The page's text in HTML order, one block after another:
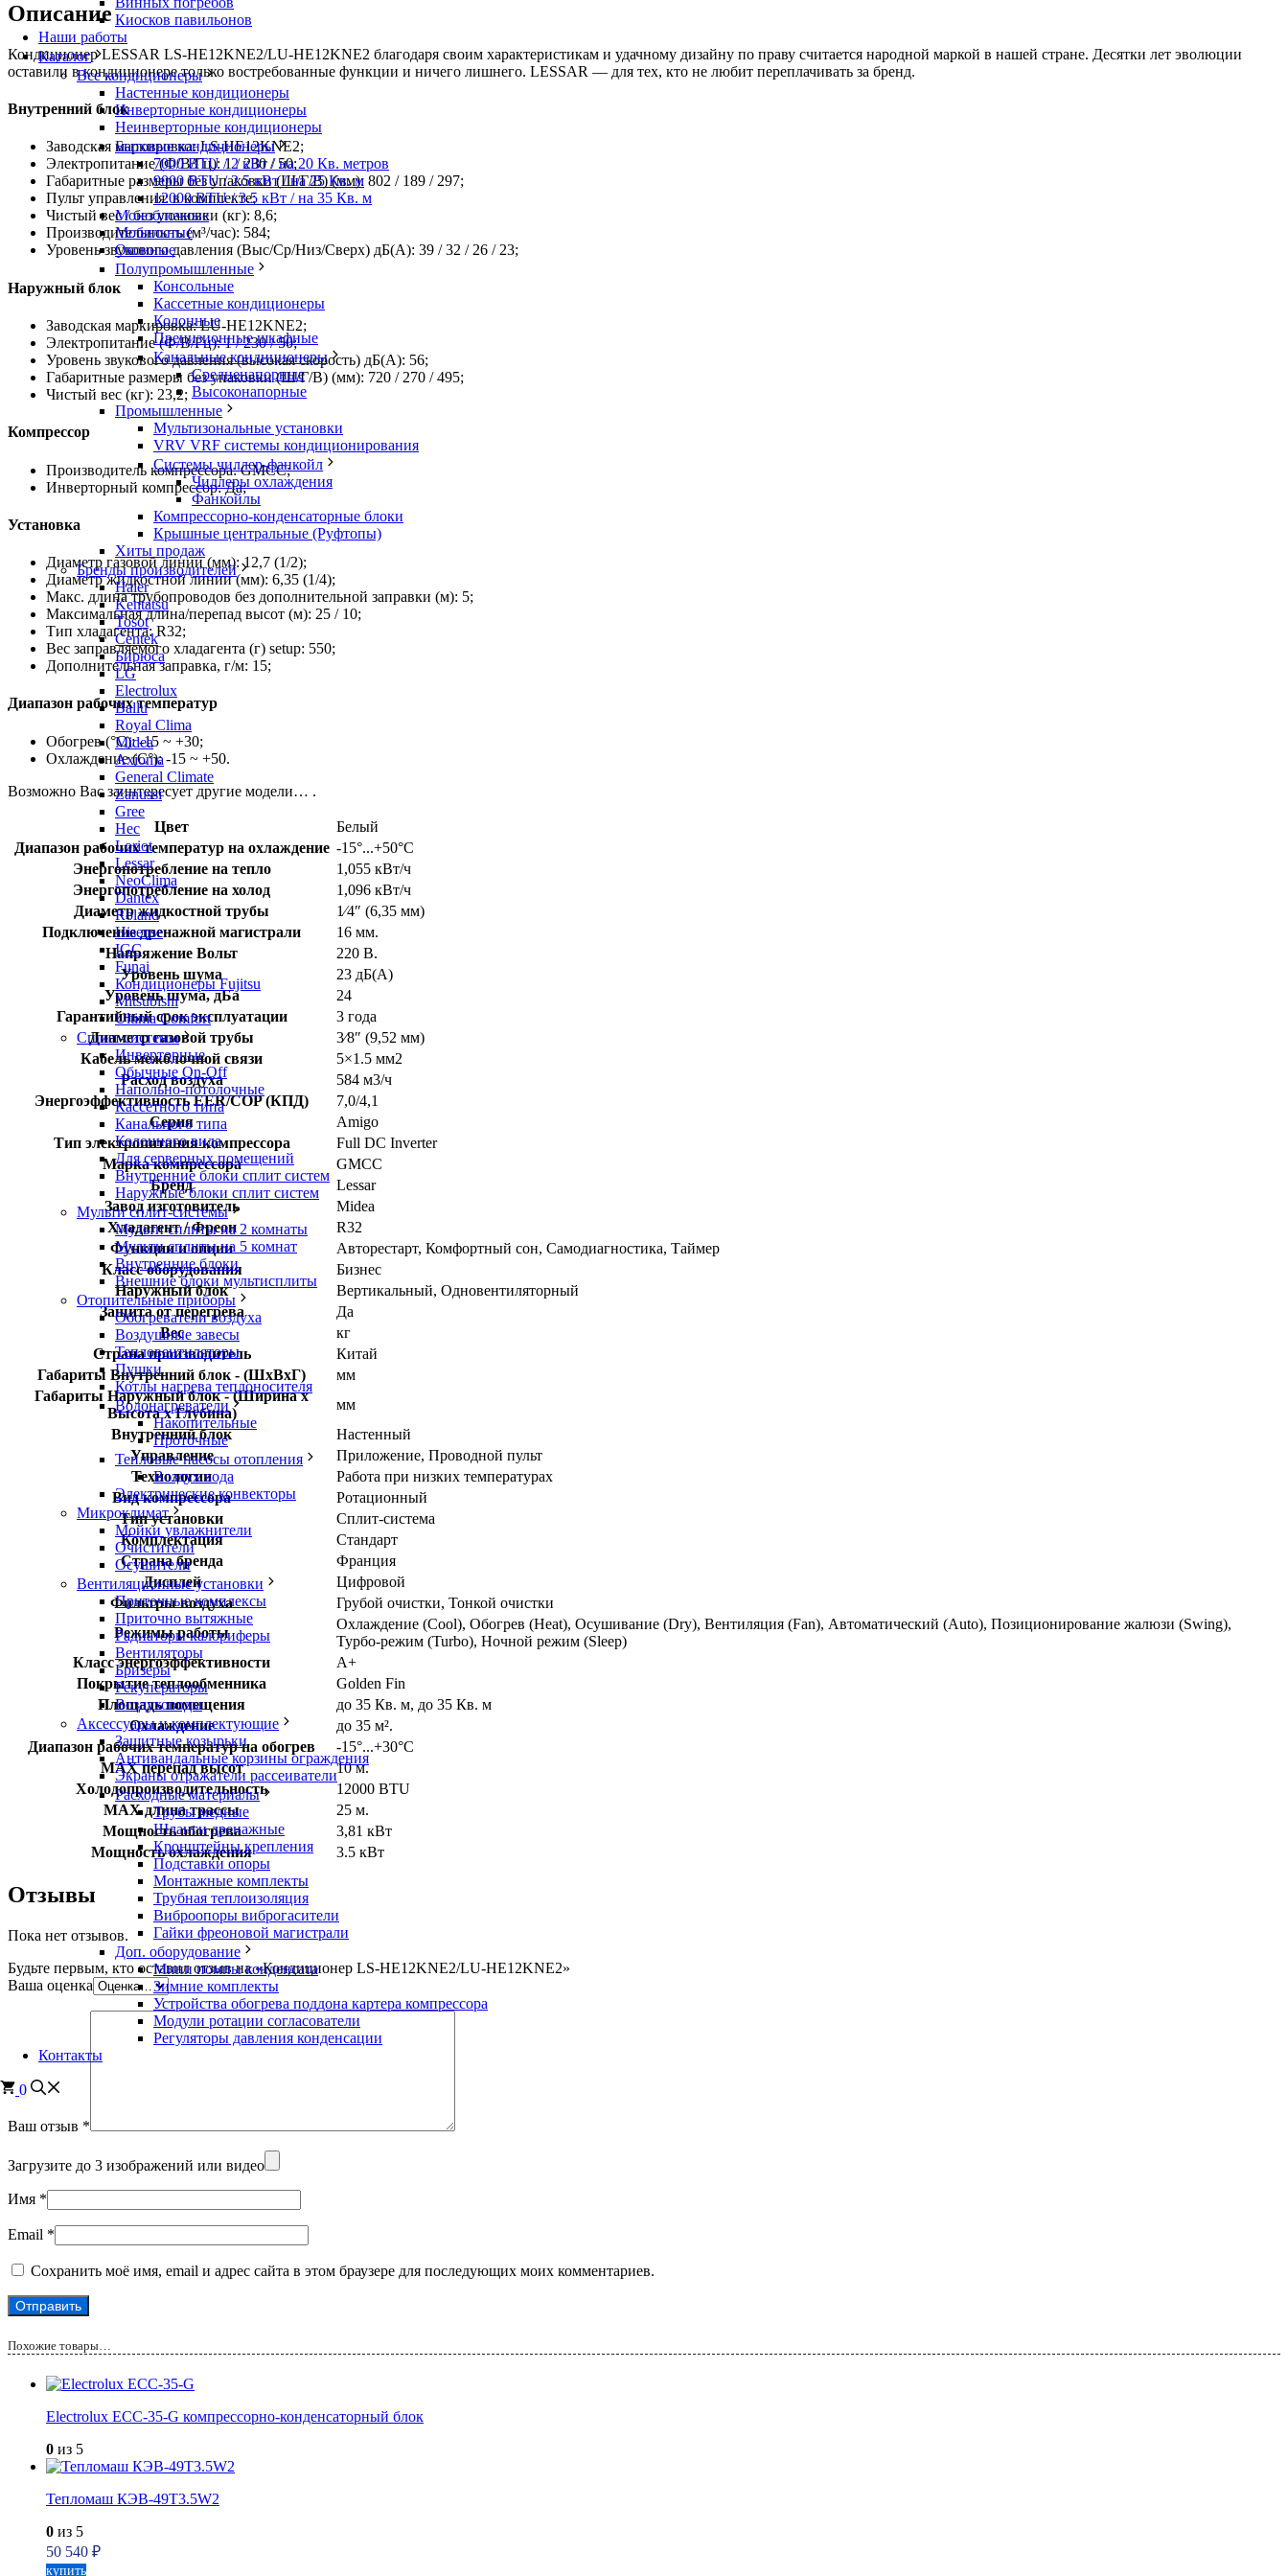
Киосков павильонов
Наши работы
Каталог
Все кондиционеры
Настенные кондиционеры
Инверторные кондиционеры
Неинверторные кондиционеры
Бытовые кондиционеры
7000 BTU / 2 кВт / на 20 Кв. метров
9000 BTU / 2.5 кВт / на 25 Кв. м
12000 BTU / 3.5 кВт / на 35 Кв. м
Моноблочные
Мобильные
Оконные
Полупромышленные
Консольные
Кассетные кондиционеры
Колонные
Прецизионные шкафные
Канальные кондиционеры
Средненапорные
Высоконапорные
Промышленные
Мультизональные установки
VRV VRF системы кондиционирования
Системы чиллер-фанкойл
Чиллеры охлаждения
Фанкойлы
Компрессорно-конденсаторные блоки
Крышные центральные (Руфтопы)
Хиты продаж
Бренды производителей
Haier
Kentatsu
Tosot
Centek
Бирюса
LG
Electrolux
Ballu
Royal Clima
Midea
Axioma
General Climate
Zanussi
Gree
Hec
Loriot
Lessar
NeoClima
Dantex
Roland
Hisense
IGC
Funai
Кондиционеры Fujitsu
Mitsubishi
Ultima Comfort
Сплит-системы
Инверторные
Обычные On-Off
Напольно-потолочные
Кассетного типа
Канального типа
Колонного вида
Для серверных помещений
Внутренние блоки сплит систем
Наружные блоки сплит систем
Мульти сплит-системы
Мульти сплиты на 2 комнаты
Мульти сплиты на 5 комнат
Внутренние блоки
Внешние блоки мультисплиты
Отопительные приборы
Обогреватели воздуха
Воздушные завесы
Тепловентиляторы
Пушки
Котлы нагрева теплоносителя
Водонагреватели
Накопительные
Проточные
Тепловые насосы отопления
Воздух вода
Электрические конвекторы
Микроклимат
Мойки увлажнители
Очистители
Осушители
Вентиляционные установки
Приточные комплексы
Приточно вытяжные
Радиаторы калориферы
Вентиляторы
Бризеры
Рекуператоры
Воздуховоды
Аксессуары и комплектующие
Защитные козырьки
Антивандальные корзины ограждения
Экраны отражатели рассеиватели
Расходные материалы
Трубы медные
Шланги дренажные
Кронштейны крепления
Подставки опоры
Монтажные комплекты
Трубная теплоизоляция
Виброопоры виброгасители
Гайки фреоновой магистрали
Доп. оборудование
Мини помпы конденсата
Зимние комплекты
Устройства обогрева поддона картера компрессора
Модули ротации согласователи
Регуляторы давления конденсации
Контакты
0
Описание
Кондиционер LESSAR LS-HE12KNE2/LU-HE12KNE2 благодаря своим характеристикам и удачному дизайну по праву считается народной маркой в нашей стране. Десятки лет эволюции
оставили в кондиционере только востребованные функции и ничего лишнего. LESSAR — для тех, кто не любит переплачивать за бренд.
Внутренний блок
Заводская маркировка: LS-HE12KNE2;
Электропитание (Ф/В/Гц): 1 / 230 / 50;
Габаритные размеры без упаковки (Ш/Г/В) (мм): 802 / 189 / 297;
Пульт управления: в комплекте;
Чистый вес / без упаковки (кг): 8,6;
Производительность (м³/час): 584;
Уровень звукового давления (Выс/Ср/Низ/Сверх) дБ(А): 39 / 32 / 26 / 23;
Наружный блок
Заводская маркировка: LU-HE12KNE2;
Электропитание (Ф/В/Гц): 1 / 230 / 50;
Уровень звукового давления (высокая скорость) дБ(А): 56;
Габаритные размеры без упаковки (Ш/Г/В) (мм): 720 / 270 / 495;
Чистый вес (кг): 23,2;
Компрессор
Производитель компрессора: GMCC;
Инверторный компрессор: Да;
Установка
Диаметр газовой линии (мм): 12,7 (1/2);
Диаметр жидкостной линии (мм): 6,35 (1/4);
Макс. длина трубопроводов без дополнительной заправки (м): 5;
Максимальная длина/перепад высот (м): 25 / 10;
Тип хладагента: R32;
Вес заправляемого хладагента (г) setup: 550;
Дополнительная заправка, г/м: 15;
Диапазон рабочих температур
Обогрев (°С): -15 ~ +30;
Охлаждение (С°): -15 ~ +50.
Возможно Вас заинтересует другие модели… .
Цвет
Белый
Диапазон рабочих температур на охлаждение -15°...+50°C
Энергопотребление на тепло
1,055 кВт/ч
Энергопотребление на холод
1,096 кВт/ч
Диаметр жидкостной трубы
1⁄4″ (6,35 мм)
Подключение дренажной магистрали
16 мм.
Напряжение Вольт
220 В.
Уровень шума
23 дБ(А)
Уровень шума, дБа
24
Гарантийный срок эксплуатации
3 года
Диаметр газовой трубы
3⁄8″ (9,52 мм)
Кабель межблочной связи
5×1.5 мм2
Расход воздуха
584 м3/ч
Энергоэффективность EER/COP (КПД)
7,0/4,1
Серия
Amigo
Тип электропитания компрессора
Full DC Inverter
Марка компрессора
GMCC
Бренд
Lessar
Завод изготовитель
Midea
Хладагент / Фреон
R32
Функции и опции
Авторестарт, Комфортный сон, Самодиагностика, Таймер
Класс оборудования
Бизнес
Наружный блок
Вертикальный, Одновентиляторный
Защита от перегрева
Да
Вес
кг
Страна производитель
Китай
Габариты Внутренний блок - (ШхВхГ)
мм
Габариты Наружный блок - (Ширина х
Высота х Глубина)
мм
Внутренний блок
Настенный
Управление
Приложение, Проводной пульт
Технологии
Работа при низких температурах
Вид компрессора
Ротационный
Тип установки
Сплит-система
Комплектация
Стандарт
Страна бренда
Франция
Дисплей
Цифровой
Фильтры воздуха
Грубой очистки, Тонкой очистки
Режимы работы
Охлаждение (Cool), Обогрев (Heat), Осушивание (Dry), Вентиляция (Fan), Автоматический (Auto), Позиционирование жалюзи (Swing),
Турбо-режим (Turbo), Ночной режим (Sleep)
Класс энергоэффективности
A+
Покрытие теплообменника
Golden Fin
Площадь помещения
до 35 Кв. м, до 35 Кв. м
Охлаждение
до 35 м².
Диапазон рабочих температур на обогрев
-15°...+30°C
MAX перепад высот
10 м.
Холодопроизводительность
12000 BTU
MAX длина трассы
25 м.
Мощность обогрева
3,81 кВт
Мощность охлаждения
3.5 кВт
Отзывы
Пока нет отзывов.
Будьте первым, кто оставил отзыв на «Кондиционер LS-HE12KNE2/LU-HE12KNE2»
Ваша оценка
Ваш отзыв *
Загрузите до 3 изображений или видео
Имя *
Email *
Сохранить моё имя, email и адрес сайта в этом браузере для последующих моих комментариев.
Похожие товары…
Electrolux ECC-35-G компрессорно-конденсаторный блок
0 из 5
Тепломаш КЭВ-49T3.5W2
0 из 5
50 540 ₽
купить